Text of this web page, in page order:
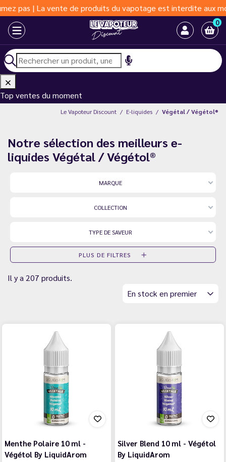
du vapotage est interdite aux moins de 18 ans |
0
Top ventes du moment
Le Vapoteur Discount E-liquides Végétal / Végétol®
Notre sélection des meilleurs e-
liquides Végétal / Végétol®
MARQUE
COLLECTION
TYPE DE SAVEUR
PLUS DE FILTRES
Il y a 207 produits.
En stock en premier
Menthe Polaire 10 ml -
Végétol By LiquidArom
Silver Blend 10 ml - Végétol
By LiquidArom